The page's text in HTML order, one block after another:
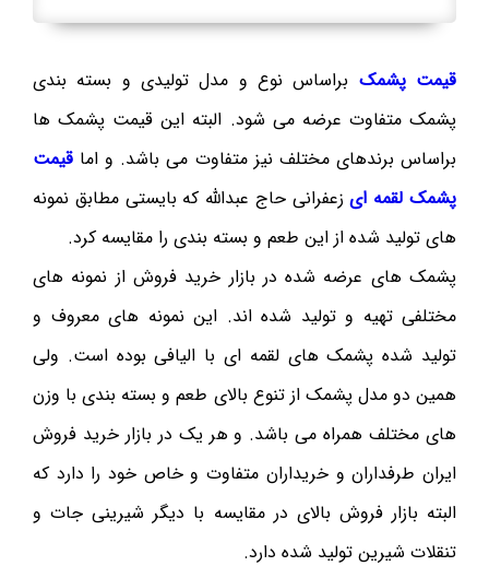
قیمت پشمک براساس نوع و مدل تولیدی و بسته بندی
پشمک متفاوت عرضه می شود. البته این قیمت پشمک ها
براساس برندهای مختلف نیز متفاوت می باشد. و اما قیمت
پشمک لقمه ایزعفرانی حاج عبدالله که بایستی مطابق نمونه
های تولید شده از این طعم و بسته بندی را مقایسه کرد.
پشمک های عرضه شده در بازار خرید فروش از نمونه های
مختلفی تهیه و تولید شده اند. این نمونه های معروف و
تولید شده پشمک های لقمه ای با الیافی بوده است. ولی
همین دو مدل پشمک از تنوع بالای طعم و بسته بندی با وزن
های مختلف همراه می باشد. و هر یک در بازار خرید فروش
ایران طرفداران و خریداران متفاوت و خاص خود را دارد که
البته بازار فروش بالای در مقایسه با دیگر شیرینی جات و
تنقلات شیرین تولید شده دارد.